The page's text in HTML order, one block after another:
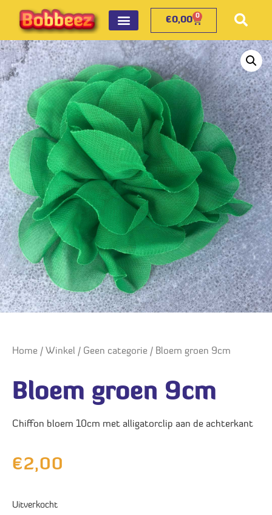
€0,00 0
Home / Winkel / Geen categorie / Bloem groen 9cm
Bloem groen 9cm
Chiffon bloem 10cm met alligatorclip aan de achterkant
€2,00
Uitverkocht